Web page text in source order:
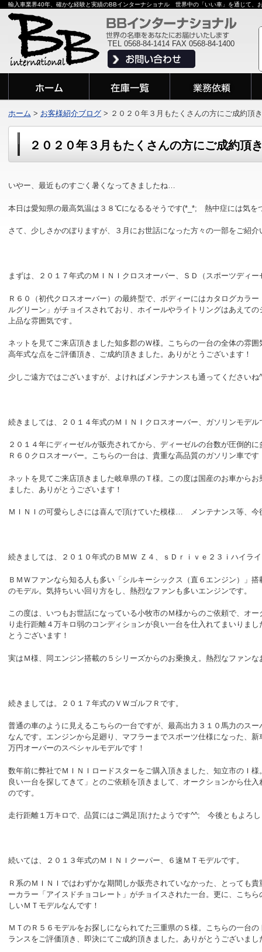
輸入車業界40年、確かな経験と実績のBBインターナショナル 世界中の「いい車」を通じて、
TEL 0568-84-1414 FAX 0568-84-1400
２０２０年３月もたくさんの方にご成約頂
いやー、最近ものすごく暑くなってきましたね…
本日は愛知県の最高気温は３８℃になるるそうです(*_*; 熱中症には気を
さて、少しさかのぼりますが、３月にお世話になった方々の一部をご紹介
まずは、２０１７年式のＭＩＮＩクロスオーバー、ＳＤ（スポーツディー
Ｒ６０（初代クロスオーバー）の最終型で、ボディーにはカタログカラー
ルグリーン」がチョイスされており、ホイールやライトリングはあえての
上品な雰囲気です。
ネットを見てご来店頂きました知多郡のＷ様。こちらの一台の全体の雰囲
高年式な点をご評価頂き、ご成約頂きました。ありがとうございます！
少しご遠方ではございますが、よければメンテナンスも通ってくださいね
続きましては、２０１４年式のＭＩＮＩクロスオーバー、ガソリンモデル
２０１４年にディーゼルが販売されてから、ディーゼルの台数が圧倒的に
Ｒ６０クロスオーバー。こちらの一台は、貴重な高品質のガソリン車です
ネットを見てご来店頂きました岐阜県のＴ様。この度は国産のお車からお
ました、ありがとうございます！
ＭＩＮＩの可愛らしさには喜んで頂けていた模様… メンテナンス等、今
続きましては、２０１０年式のＢＭＷ Ｚ４、ｓＤｒｉｖｅ２３ｉハイラ
ＢＭＷファンなら知る人も多い「シルキーシックス（直６エンジン）」搭
のモデル。気持ちいい回り方をし、熱烈なファンも多いエンジンです。
この度は、いつもお世話になっている小牧市のＭ様からのご依頼で、オー
り走行距離４万キロ弱のコンディションが良い一台を仕入れてまいりまし
とうございます！
実はＭ様、同エンジン搭載の５シリーズからのお乗換え。熱烈なファン
続きましては。２０１７年式のＶＷゴルフＲです。
普通の車のように見えるこちらの一台ですが、最高出力３１０馬力のスー
なんです。エンジンから足廻り、マフラーまでスポーツ仕様になった、新
万円オーバーのスペシャルモデルです！
数年前に弊社でＭＩＮＩロードスターをご購入頂きました、知立市のＩ様
良い一台を探してきて」とのご依頼を頂きまして、オークションから仕入
のです。
走行距離１万キロで、品質にはご満足頂けたようです^^; 今後ともよろ
続いては、２０１３年式のＭＩＮＩクーパー、６速ＭＴモデルです。
Ｒ系のＭＩＮＩではわずかな期間しか販売されていなかった、とっても貴
ーカラー「アイスドチョコレート」がチョイスされた一台。更に、こちら
しいＭＴモデルなんです！
ＭＴのＲ５６モデルをお探しになられてた三重県のＳ様。こちらの一台の
ランスをご評価頂き、即決にてご成約頂きました。ありがとうございまし
ホーム > お客様紹介ブログ > ２０２０年３月もたくさんの方にご成約頂